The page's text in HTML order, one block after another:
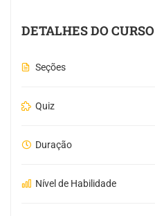
DETALHES DO CURSO
Seções
Quiz
Duração
Nível de Habilidade